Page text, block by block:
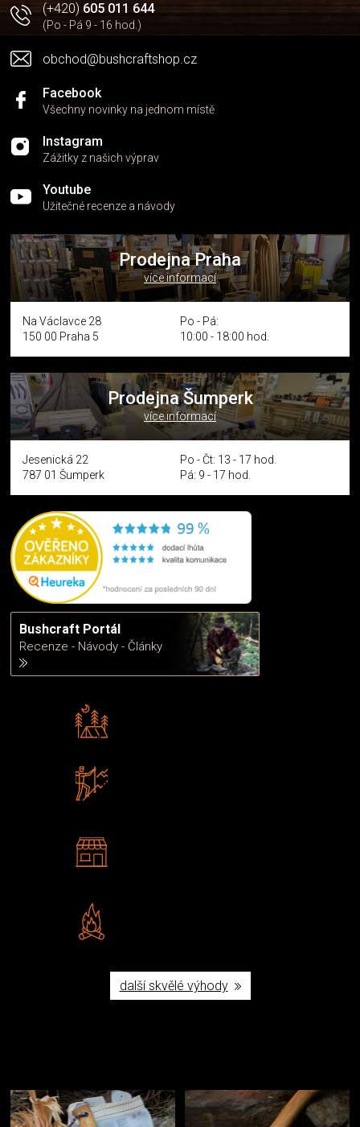
(+420)605 011 644
(Po - Pá 9 - 16 hod.)
obchod@bushcraftshop.cz
Facebook
Všechny novinky na jednom místě
Instagram
Zážitky z našich výprav
Youtube
Užitečné recenze a návody
Prodejna Praha
více informací
Na Václavce 28
150 00 Praha 5
Po - Pá:
10:00 - 18:00 hod.
Prodejna Šumperk
více informací
Jesenická 22
787 01 Šumperk
Po - Čt: 13 - 17 hod.
Pá: 9 - 17 hod.
Bushcraft Portál
Recenze - Návody - Články
další skvělé výhody